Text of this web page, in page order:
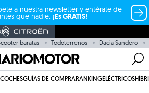
a nuestra newsletter y entérate de
que nadie. ¡Es GRATIS!
baratas Todoterrenos Dacia Sandero
COCHESGUÍAS DE COMPRARANKINGELÉCTRICOS